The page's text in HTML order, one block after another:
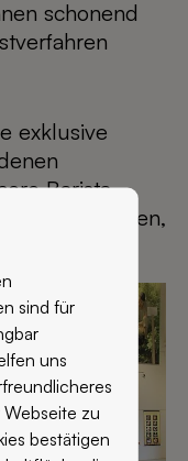
schonend
exklusive
Barista
Fragen,
sind für
uns
zu
bestätigen